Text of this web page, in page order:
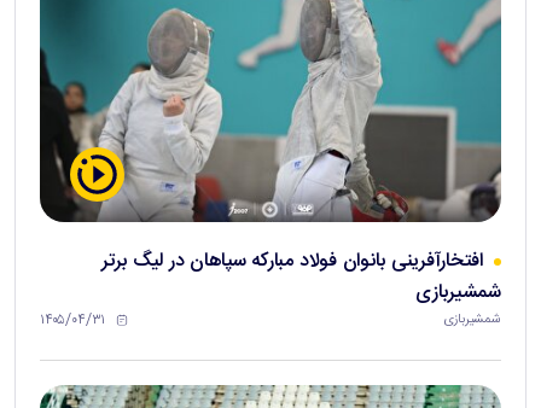
افتخارآفرینی بانوان فولاد مبارکه سپاهان در لیگ برتر
شمشیربازی
شمشیربازی ۱۴۰۵/۰۴/۳۱